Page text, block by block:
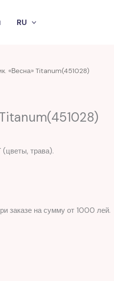
RU
«Весна» Titanum(451028)
трава).
заказе на сумму от 1000 лей.